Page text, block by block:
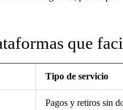
que
Tipo de servicio
Pagos y retiros sin